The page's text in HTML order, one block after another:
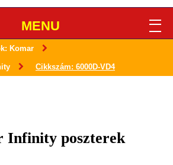
MENU
Komar
Cikkszám: 6000D-VD4
Infinity poszterek